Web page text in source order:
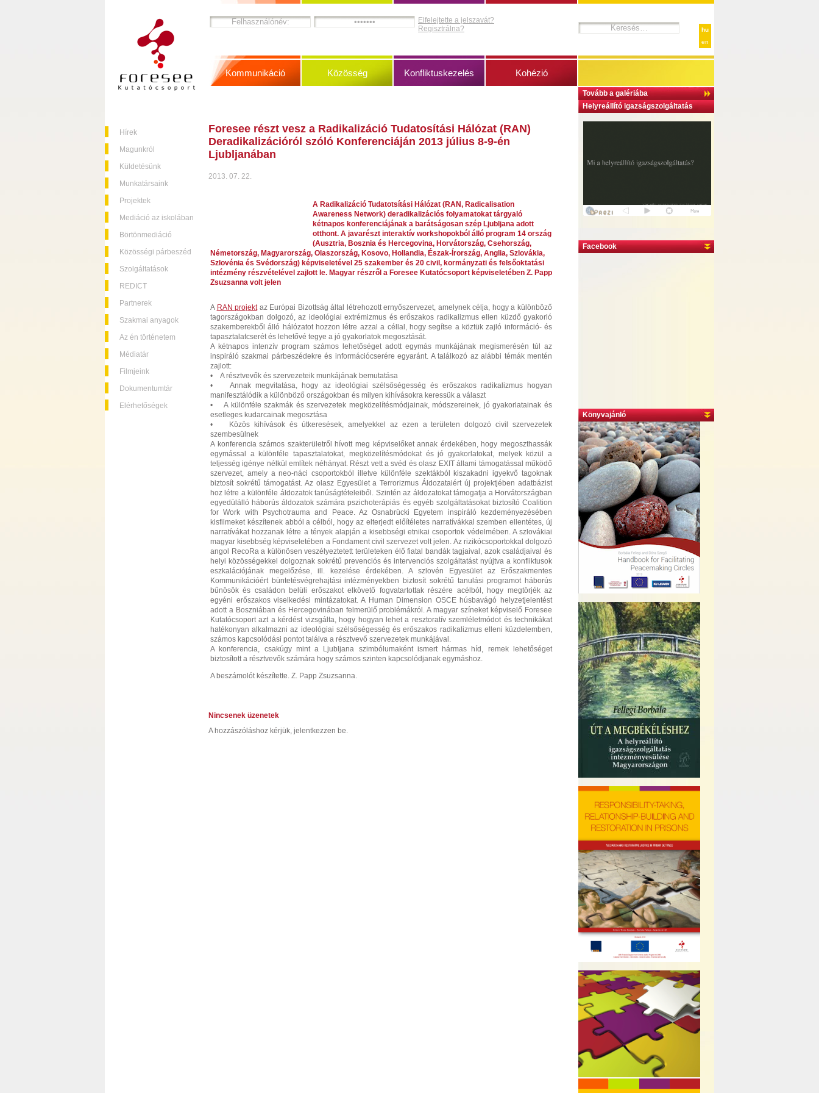
Hírek
Magunkról
Küldetésünk
Munkatársaink
Projektek
Mediáció az iskolában
Börtönmediáció
Közösségi párbeszéd
Szolgáltatások
REDICT
Partnerek
Szakmai anyagok
Az én történetem
Médiatár
Filmjeink
Dokumentumtár
Elérhetőségek
hu
en
Tovább a galériába
Helyreállító igazságszolgáltatás
Facebook
Könyvajánló
Elfelejtette a jelszavát?
Regisztrálna?
Kommunikáció Közösség Konfliktuskezelés Kohézió
Foresee részt vesz a Radikalizáció Tudatosítási Hálózat (RAN)
Deradikalizációról szóló Konferenciáján 2013 július 8-9-én
Ljubljanában
2013. 07. 22.
A Radikalizáció Tudatotsítási Hálózat (RAN, Radicalisation
Awareness Network) deradikalizációs folyamatokat tárgyaló
kétnapos konferenciájának a barátságosan szép Ljubljana adott
otthont. A javarészt interaktív workshopokból álló program 14 ország
(Ausztria, Bosznia és Hercegovina, Horvátország, Csehország,
Németország, Magyarország, Olaszország, Kosovo, Hollandia, Észak-Írország, Anglia, Szlovákia,
Szlovénia és Svédország) képviseletével 25 szakember és 20 civil, kormányzati és felsőoktatási
intézmény részvételével zajlott le. Magyar részről a Foresee Kutatócsoport képviseletében Z. Papp
Zsuzsanna volt jelen
A RAN projektaz Európai Bizottság által létrehozott ernyőszervezet, amelynek célja, hogy a különböző
tagországokban dolgozó, az ideológiai extrémizmus és erőszakos radikalizmus ellen küzdő gyakorló
szakemberekből álló hálózatot hozzon létre azzal a céllal, hogy segítse a köztük zajló információ- és
tapasztalatcserét és lehetővé tegye a jó gyakorlatok megosztását.
A kétnapos intenzív program számos lehetőséget adott egymás munkájának megismerésén túl az
inspiráló szakmai párbeszédekre és információcserére egyaránt. A találkozó az alábbi témák mentén
zajlott:
• A résztvevők és szervezeteik munkájának bemutatása
• Annak megvitatása, hogy az ideológiai szélsőségesség és erőszakos radikalizmus hogyan
manifesztálódik a különböző országokban és milyen kihívásokra keressük a választ
• A különféle szakmák és szervezetek megközelítésmódjainak, módszereinek, jó gyakorlatainak és
esetleges kudarcainak megosztása
• Közös kihívások és útkeresések, amelyekkel az ezen a területen dolgozó civil szervezetek
szembesülnek
A konferencia számos szakterületről hívott meg képviselőket annak érdekében, hogy megoszthassák
egymással a különféle tapasztalatokat, megközelítésmódokat és jó gyakorlatokat, melyek közül a
teljesség igénye nélkül említek néhányat. Részt vett a svéd és olasz EXIT állami támogatással működő
szervezet, amely a neo-náci csoportokból illetve különféle szektákból kiszakadni igyekvő tagoknak
biztosít sokrétű támogatást. Az olasz Egyesület a Terrorizmus Áldozataiért új projektjében adatbázist
hoz létre a különféle áldozatok tanúságtételeiből. Szintén az áldozatokat támogatja a Horvátországban
egyedülálló háborús áldozatok számára pszichoterápiás és egyéb szolgáltatásokat biztosító Coalition
for Work with Psychotrauma and Peace. Az Osnabrücki Egyetem inspiráló kezdeményezésében
kisfilmeket készítenek abból a célból, hogy az elterjedt előítéletes narratívákkal szemben ellentétes, új
narratívákat hozzanak létre a tények alapján a kisebbségi etnikai csoportok védelmében. A szlovákiai
magyar kisebbség képviseletében a Fondament civil szervezet volt jelen. Az rizikócsoportokkal dolgozó
angol RecoRa a különösen veszélyeztetett területeken élő fiatal bandák tagjaival, azok családjaival és
helyi közösségekkel dolgoznak sokrétű prevenciós és intervenciós szolgáltatást nyújtva a konfliktusok
eszkalációjának megelőzése, ill. kezelése érdekében. A szlovén Egyesület az Erőszakmentes
Kommunikációért büntetésvégrehajtási intézményekben biztosít sokrétű tanulási programot háborús
bűnösök és családon belüli erőszakot elkövető fogvatartottak részére acélból, hogy megtörjék az
egyéni erőszakos viselkedési mintázatokat. A Human Dimension OSCE húsbavágó helyzetjelentést
adott a Boszniában és Hercegovinában felmerülő problémákról. A magyar színeket képviselő Foresee
Kutatócsoport azt a kérdést vizsgálta, hogy hogyan lehet a resztoratív szemléletmódot és technikákat
hatékonyan alkalmazni az ideológiai szélsőségesség és erőszakos radikalizmus elleni küzdelemben,
számos kapcsolódási pontot találva a résztvevő szervezetek munkájával.
A konferencia, csakúgy mint a Ljubljana szimbólumaként ismert hármas híd, remek lehetőséget
biztosított a résztvevők számára hogy számos szinten kapcsolódjanak egymáshoz.
A beszámolót készítette. Z. Papp Zsuzsanna.
Nincsenek üzenetek
A hozzászóláshoz kérjük, jelentkezzen be.